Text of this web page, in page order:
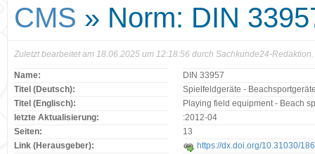
CMS » Norm: DIN
Zuletzt bearbeitet am 18.06.2025 um 12:18:56 durch Sachkunde24-Redaktion.
Name:
DIN 33957
Titel (Deutsch):
Spielfeldgeräte -
Titel (Englisch):
Playing field equipment - Beach
letzte Aktualisierung:
:2012-04
Seiten:
13
Link (Herausgeber):
https://dx.doi.org/10.31030/